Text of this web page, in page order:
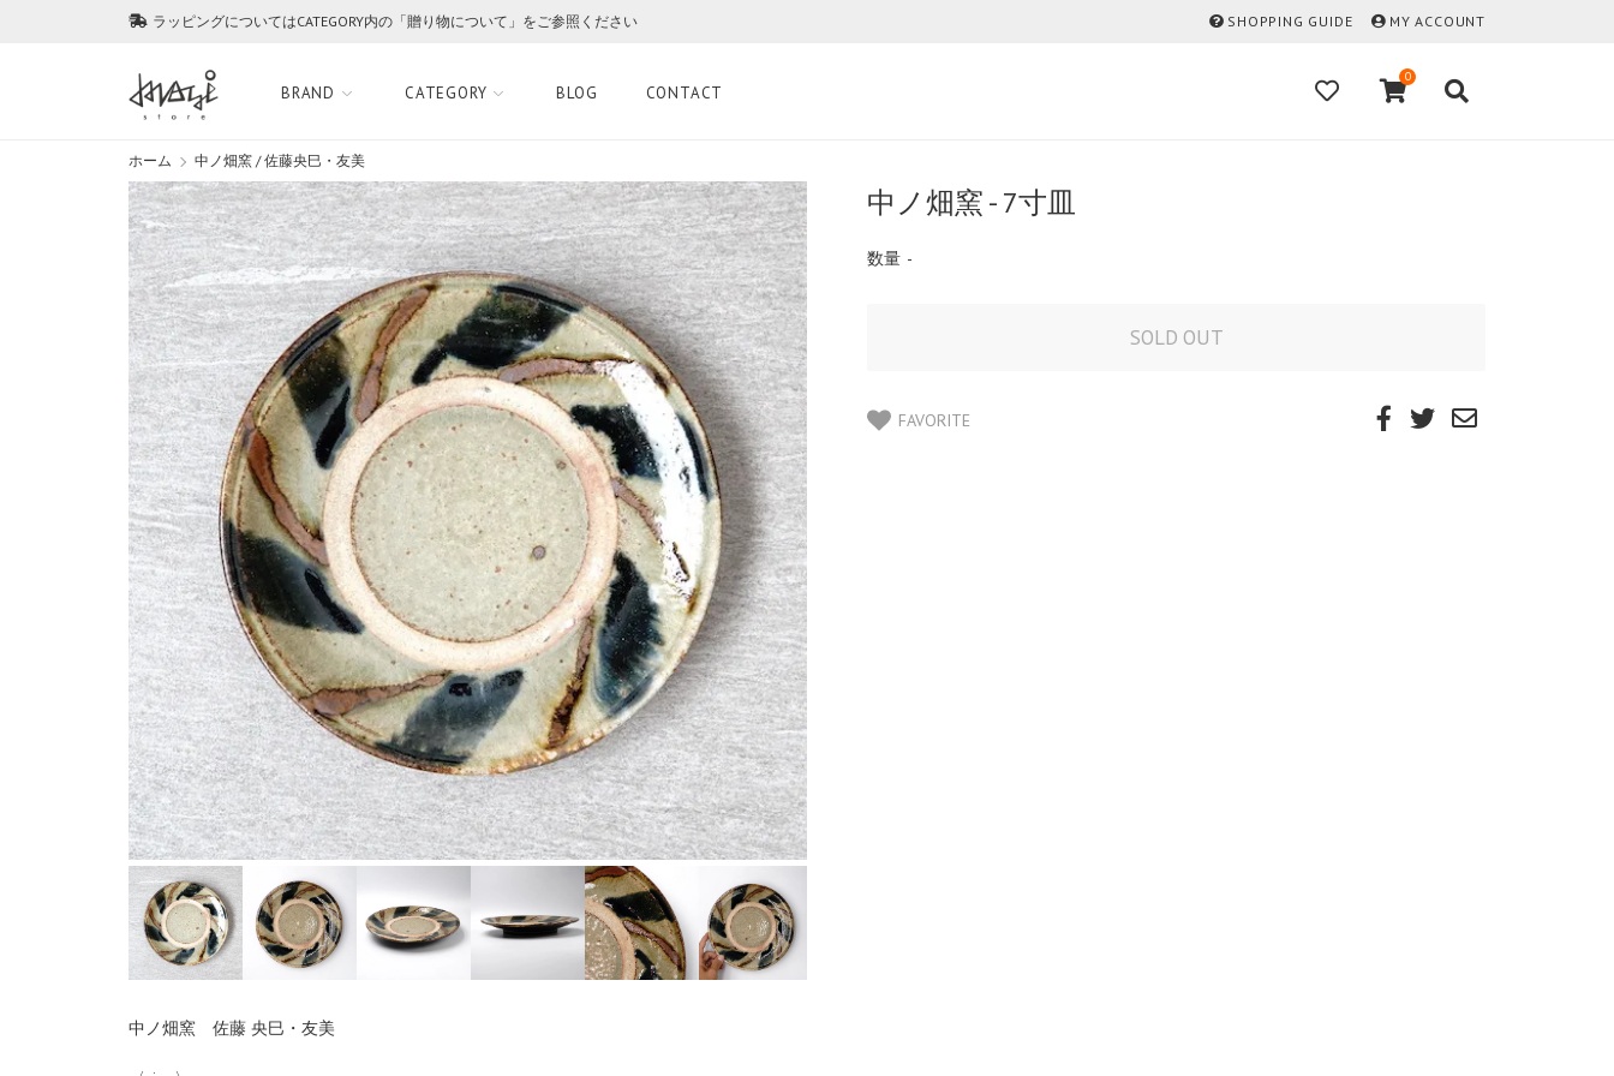
ラッピングについてはCATEGORY内の「贈り物について」をご参照ください SHOPPING GUIDE MY ACCOUNT
BRAND CATEGORY BLOG CONTACT
0
ホーム 中ノ畑窯 / 佐藤央巳・友美
中ノ畑窯 - 7寸皿
数量 -
FAVORITE
中ノ畑窯 佐藤 央巳・友美